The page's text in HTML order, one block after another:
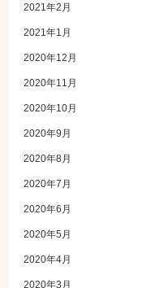
2021年2月
2021年1月
2020年12月
2020年11月
2020年10月
2020年9月
2020年8月
2020年7月
2020年6月
2020年5月
2020年4月
2020年3月